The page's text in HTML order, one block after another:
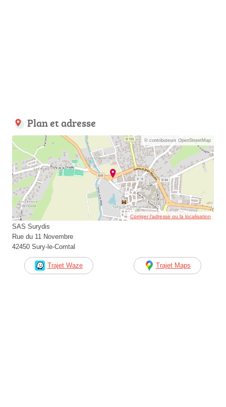
Plan et adresse
© contributeurs OpenStreetMap
Corriger l’adresse ou la localisation
SAS Surydis
Rue du 11 Novembre
42450 Sury-le-Comtal
Trajet Waze Trajet Maps